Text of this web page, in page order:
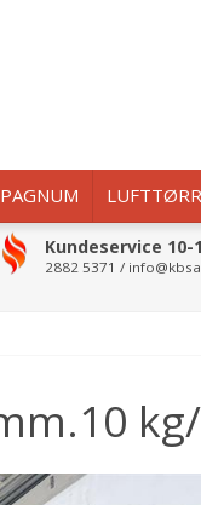
Kundeservice 10-
2882 5371 /